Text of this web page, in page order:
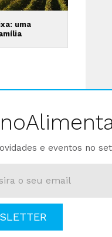
uma
e eventos no